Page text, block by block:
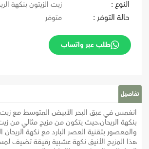
النوع : زيت الزيتون بنكهة
حالة التوفر : متوفر
طلب عبر واتساب
تفاصيل
انغمس في عبق البحر الأبيض المتوسط مع زيت
بنكهة الريحان،حيث يتكون من مزيج مثالي من زيت
والمعصور بتقنية العصر البارد مع نكهة الريحان
هذا المزيج الأنيق نكهة عشبية رقيقة تضيف